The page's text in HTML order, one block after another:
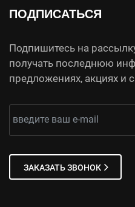
ПОДПИСАТЬСЯ
Подпишитесь на
получать последнюю
предложениях, акциях и
ЗАКАЗАТЬ ЗВОНОК